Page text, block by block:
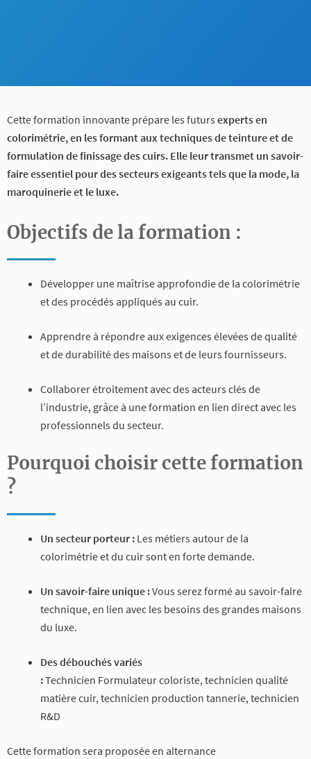
Cette formation innovante prépare les futurs experts en
colorimétrie, en les formant aux techniques de teinture et de
formulation de finissage des cuirs. Elle leur transmet un savoir-
faire essentiel pour des secteurs exigeants tels que la mode, la
maroquinerie et le luxe.
Objectifs de la formation :
Développer une maîtrise approfondie de la colorimétrie
et des procédés appliqués au cuir.
Apprendre à répondre aux exigences élevées de qualité
et de durabilité des maisons et de leurs fournisseurs.
Collaborer étroitement avec des acteurs clés de
l’industrie, grâce à une formation en lien direct avec les
professionnels du secteur.
Pourquoi choisir cette formation
?
Un secteur porteur : Les métiers autour de la
colorimétrie et du cuir sont en forte demande.
Un savoir-faire unique :Vous serez formé au savoir-faire
technique, en lien avec les besoins des grandes maisons
du luxe.
Des débouchés variés
:Technicien Formulateur coloriste, technicien qualité
matière cuir, technicien production tannerie, technicien
R&D
Cette formation sera proposée en alternance